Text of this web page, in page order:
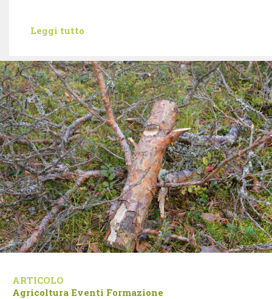
Leggi tutto
ARTICOLO
Agricoltura Eventi Formazione